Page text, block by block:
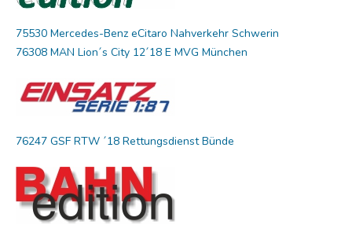
75530 Mercedes-Benz eCitaro Nahverkehr Schwerin
76308 MAN Lion´s City 12´18 E MVG München
76247 GSF RTW ´18 Rettungsdienst Bünde